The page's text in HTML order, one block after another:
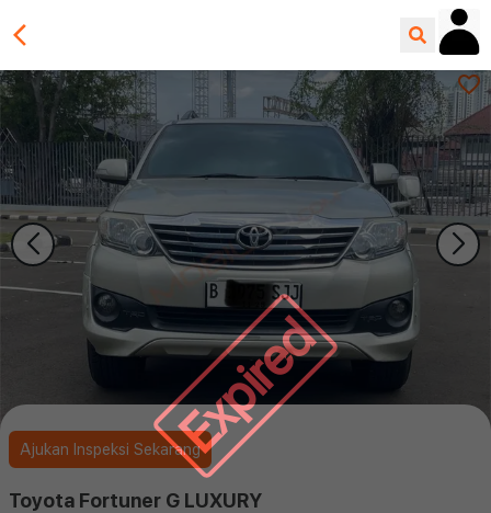
Expired
Ajukan Inspeksi Sekarang
Toyota Fortuner G LUXURY